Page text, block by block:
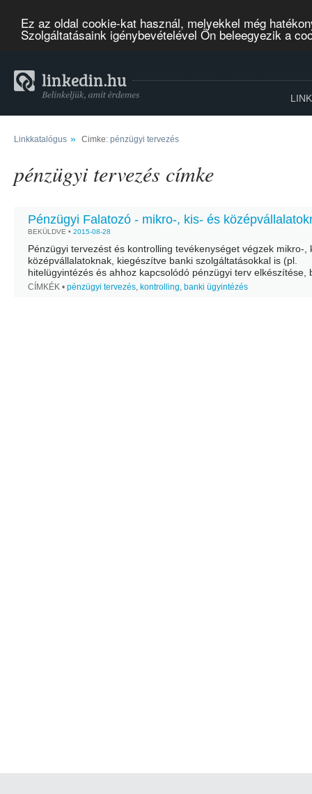
Ez az oldal cookie-kat használ, melyekkel még
Szolgáltatásaink igénybevételével Ön beleegyezik a
Linkkatalógus » Cimke: pénzügyi tervezés
pénzügyi tervezés címke
Pénzügyi Falatozó - mikro-, kis- és
BEKÜLDVE • 2015-08-28
Pénzügyi tervezést és kontrolling tevékenységet végzek mikro-,
középvállalatoknak, kiegészítve banki szolgáltatásokkal is (pl.
hitelügyintézés és ahhoz kapcsolódó pénzügyi terv elkészítése,
költségek csökkentése) is. Kiknek éri meg igénybe venni a
CÍMKÉK • pénzügyi tervezés, kontrolling, banki ügyintézés